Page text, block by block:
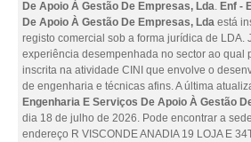
De Apoio À Gestão De Empresas, Lda. Enf -
De Apoio À Gestão De Empresas, Lda está
registo comercial sob a forma jurídica de LDA.
experiência desempenhada no sector ao qual
inscrita na atividade CINI que envolve o
de engenharia e técnicas afins. A última
Engenharia E Serviços De Apoio À Gestão
dia 18 de julho de 2026. Pode encontrar a
endereço R VISCONDE ANADIA 19 LOJA E